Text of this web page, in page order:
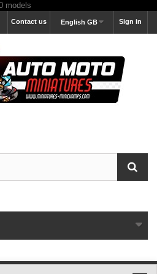
Sign in
English GB
Contact us